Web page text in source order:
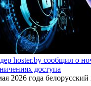
hoster.by сообщил о
доступа
2026 года белорусский